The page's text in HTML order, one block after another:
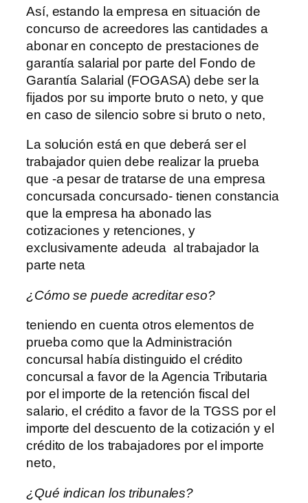
Así, estando la empresa en situación de
concurso de acreedores las cantidades a
abonar en concepto de prestaciones de
garantía salarial por parte del Fondo de
Garantía Salarial (FOGASA) debe ser la
fijados por su importe bruto o neto, y que
en caso de silencio sobre si bruto o neto,
La solución está en que deberá ser el
trabajador quien debe realizar la prueba
que -a pesar de tratarse de una empresa
concursada concursado- tienen constancia
que la empresa ha abonado las
cotizaciones y retenciones, y
exclusivamente adeuda al trabajador la
parte neta
¿Cómo se puede acreditar eso?
teniendo en cuenta otros elementos de
prueba como que la Administración
concursal había distinguido el crédito
concursal a favor de la Agencia Tributaria
por el importe de la retención fiscal del
salario, el crédito a favor de la TGSS por el
importe del descuento de la cotización y el
crédito de los trabajadores por el importe
neto,
¿Qué indican los tribunales?